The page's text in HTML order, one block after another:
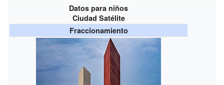
Datos para niños
Ciudad Satélite
Fraccionamiento